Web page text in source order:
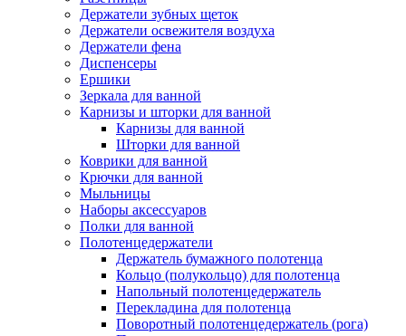
Держатели зубных щеток
Держатели освежителя воздуха
Держатели фена
Диспенсеры
Ершики
Зеркала для ванной
Карнизы и шторки для ванной
Карнизы для ванной
Шторки для ванной
Коврики для ванной
Крючки для ванной
Мыльницы
Наборы аксессуаров
Полки для ванной
Полотенцедержатели
Держатель бумажного полотенца
Кольцо (полукольцо) для полотенца
Напольный полотенцедержатель
Перекладина для полотенца
Поворотный полотенцедержатель (рога)